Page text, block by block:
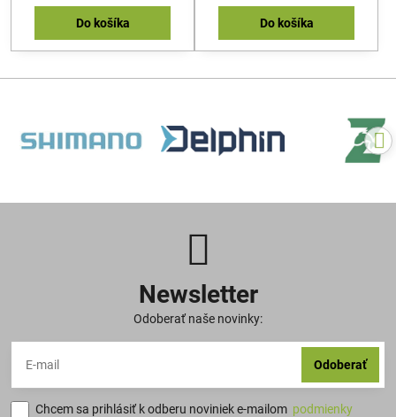
Do košíka Do košíka
Newsletter
Odoberať naše novinky:
Odoberať
Chcem sa prihlásiť k odberu noviniek e-mailom podmienky